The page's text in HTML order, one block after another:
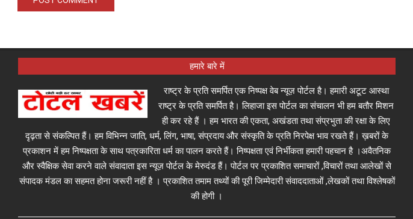
हमारे बारे में
राष्ट्र के प्रति समर्पित एक निष्पक्ष वेब न्यूज़ पोर्टल है। हमारी अटूट आस्था
राष्ट्र के प्रति समर्पित है। लिहाजा इस पोर्टल का संचालन भी हम बतौर मिशन
ही कर रहे हैं । हम भारत की एकता, अखंडता तथा संप्रभुता की रक्षा के लिए
दृढ़ता से संकल्पित हैं। हम विभिन्न जाति, धर्म, लिंग, भाषा, संप्रदाय और संस्कृति के प्रति निरपेक्ष भाव रखते हैं। ख़बरों के
प्रकाशन में हम निष्पक्षता के साथ पत्रकारिता धर्म का पालन करते हैं। निष्पक्षता एवं निर्भीकता हमारी पहचान है ।अवैतनिक
और स्वैक्षिक सेवा करने वाले संवादाता इस न्यूज़ पोर्टल के मेरुदंड हैं। पोर्टल पर प्रकाशित समाचारों ,विचारों तथा आलेखों से
संपादक मंडल का सहमत होना जरूरी नहीं है । प्रकाशित तमाम तथ्यों की पूरी जिम्मेदारी संवाददाताओं ,लेखकों तथा विश्लेषकों
की होगी ।